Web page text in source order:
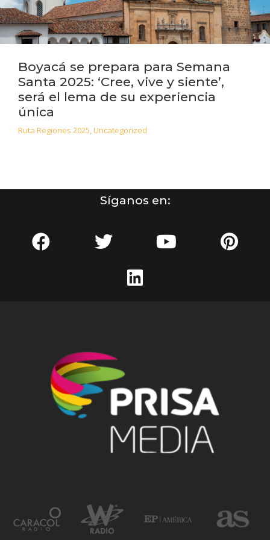
Boyacá se prepara para Semana
Santa 2025: ‘Cree, vive y siente’,
será el lema de su experiencia
única
Ruta Regiones 2025,Uncategorized
Síganos en: